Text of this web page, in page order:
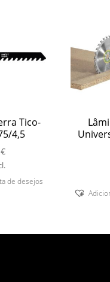
Tico-
4,5
€
de desejos